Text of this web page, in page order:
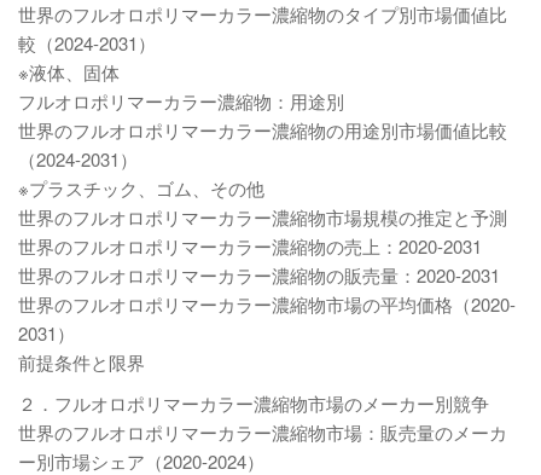
世界のフルオロポリマーカラー濃縮物のタイプ別市場価値比
較（2024-2031）
※液体、固体
フルオロポリマーカラー濃縮物：用途別
世界のフルオロポリマーカラー濃縮物の用途別市場価値比較
（2024-2031）
※プラスチック、ゴム、その他
世界のフルオロポリマーカラー濃縮物市場規模の推定と予測
世界のフルオロポリマーカラー濃縮物の売上：2020-2031
世界のフルオロポリマーカラー濃縮物の販売量：2020-2031
世界のフルオロポリマーカラー濃縮物市場の平均価格（2020-
2031）
前提条件と限界
２．フルオロポリマーカラー濃縮物市場のメーカー別競争
世界のフルオロポリマーカラー濃縮物市場：販売量のメーカ
ー別市場シェア（2020-2024）